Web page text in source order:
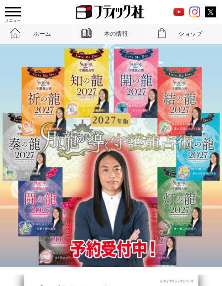
メニュー
ホーム 本の情報 ショップ